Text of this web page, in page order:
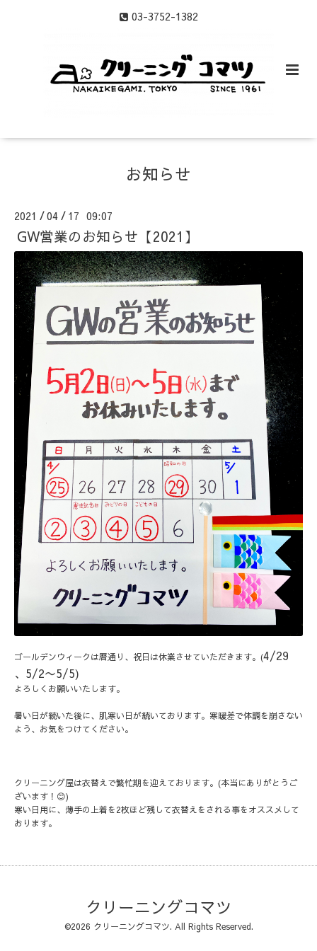
03-3752-1382
お知らせ
2021 /04 / 17 09:07
GW営業のお知らせ【2021】
ゴールデンウィークは暦通り、祝日は休業させていただきます。(4/29
、5/2〜5/5)
よろしくお願いいたします。
暑い日が続いた後に、肌寒い日が続いております。寒暖差で体調を崩さない
よう、お気をつけてください。
クリーニング屋は衣替えで繁忙期を迎えております。(本当にありがとうご
ざいます！😊)
寒い日用に、薄手の上着を2枚ほど残して衣替えをされる事をオススメして
おります。
クリーニングコマツ
©2026 クリーニングコマツ. All Rights Reserved.